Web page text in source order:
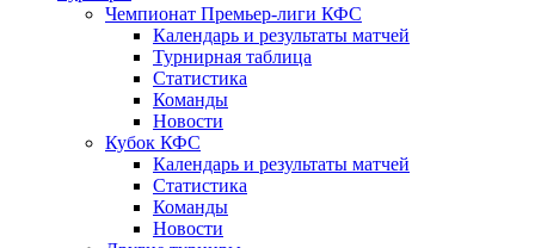
Чемпионат Премьер-лиги КФС
Календарь и результаты матчей
Турнирная таблица
Статистика
Команды
Новости
Кубок КФС
Календарь и результаты матчей
Статистика
Команды
Новости